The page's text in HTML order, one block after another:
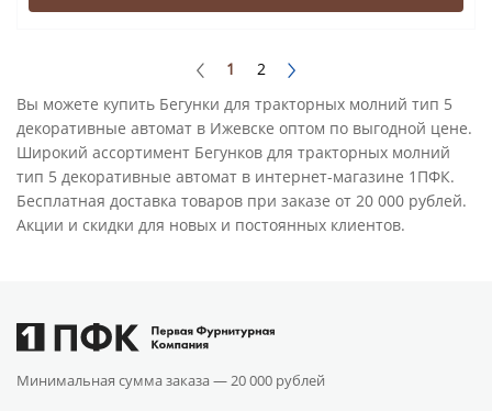
1
2
Вы можете купить Бегунки для тракторных молний тип 5
декоративные автомат в Ижевске оптом по выгодной цене.
Широкий ассортимент Бегунков для тракторных молний
тип 5 декоративные автомат в интернет-магазине 1ПФК.
Бесплатная доставка товаров при заказе от 20 000 рублей.
Акции и скидки для новых и постоянных клиентов.
Минимальная сумма заказа —20 000 рублей